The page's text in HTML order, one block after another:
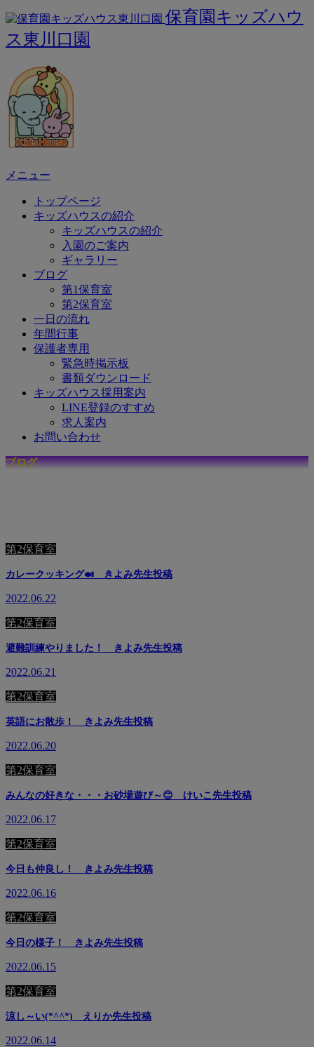
保育園キッズハウ
ス東川口園
メニュー
トップページ
キッズハウスの紹介
キッズハウスの紹介
入園のご案内
ギャラリー
ブログ
第1保育室
第2保育室
一日の流れ
年間行事
保護者専用
緊急時掲示板
書類ダウンロード
キッズハウス採用案内
LINE登録のすすめ
求人案内
お問い合わせ
ブログ
第2保育室
カレークッキング🍛 きよみ先生投稿
2022.06.22
第2保育室
避難訓練やりました！ きよみ先生投稿
2022.06.21
第2保育室
英語にお散歩！ きよみ先生投稿
2022.06.20
第2保育室
みんなの好きな・・・お砂場遊び～😊 けいこ先生投稿
2022.06.17
第2保育室
今日も仲良し！ きよみ先生投稿
2022.06.16
第2保育室
今日の様子！ きよみ先生投稿
2022.06.15
第2保育室
涼し～い(*^^*) えりか先生投稿
2022.06.14